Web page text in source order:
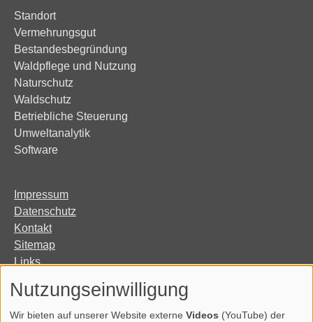
Standort
Vermehrungsgut
Bestandesbegründung
Waldpflege und Nutzung
Naturschutz
Waldschutz
Betriebliche Steuerung
Umweltanalytik
Software
Impressum
Datenschutz
Kontakt
Sitemap
Links
Erklärung zur Barrierefreiheit
Nutzungseinwilligung
Wir bieten auf unserer Website externe Videos (YouTube) der